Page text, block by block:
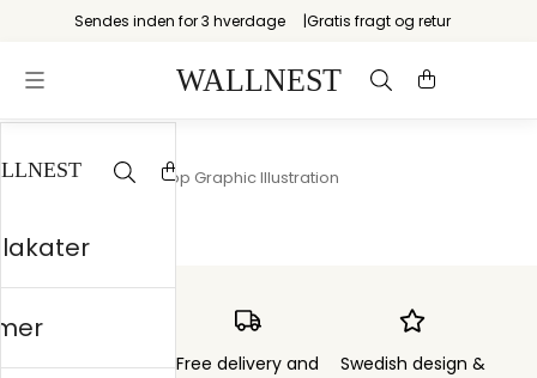
Sendes inden for 3 hverdage Gratis fragt og retur
Startsiden Bold Pop Graphic Illustration
Order sent within Free delivery and
Swedish design &